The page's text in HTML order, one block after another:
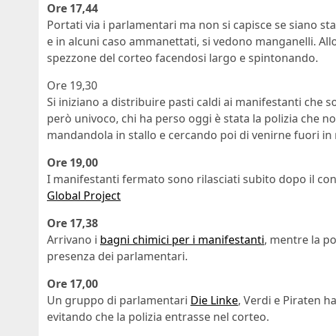
Ore 17,44
Portati via i parlamentari ma non si capisce se siano
e in alcuni caso ammanettati, si vedono manganelli.
spezzone del corteo facendosi largo e spintonando.
Ore 19,30
Si iniziano a distribuire pasti caldi ai manifestanti che
però univoco, chi ha perso oggi è stata la polizia che
mandandola in stallo e cercando poi di venirne fuori
Ore 19,00
I manifestanti fermato sono rilasciati subito dopo il
Global Project
Ore 17,38
Arrivano i bagni chimici per i manifestanti, mentre la
presenza dei parlamentari.
Ore 17,00
Un gruppo di parlamentari Die Linke, Verdi e Piraten
evitando che la polizia entrasse nel corteo.